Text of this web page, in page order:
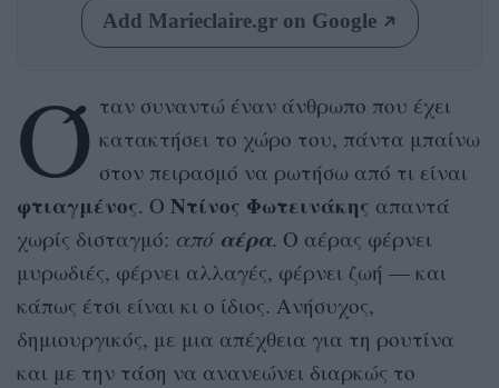
Add Marieclaire.gr on Google
Ό ταν συναντώ έναν άνθρωπο που έχει
κατακτήσει το χώρο του, πάντα μπαίνω
στον πειρασμό να ρωτήσω από τι είναι
φτιαγμένος. Ο Ντίνος Φωτεινάκης απαντά
χωρίς δισταγμό: από αέρα. Ο αέρας φέρνει
μυρωδιές, φέρνει αλλαγές, φέρνει ζωή — και
κάπως έτσι είναι κι ο ίδιος. Ανήσυχος,
δημιουργικός, με μια απέχθεια για τη ρουτίνα
και με την τάση να ανανεώνει διαρκώς το